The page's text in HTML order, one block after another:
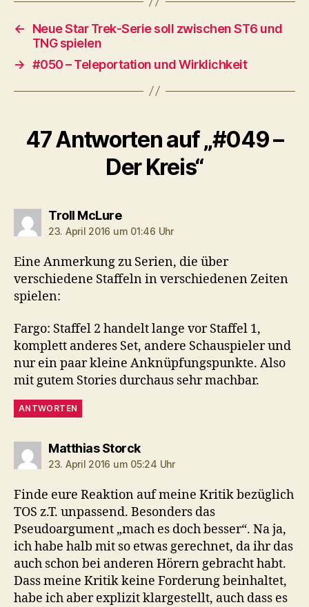
a
e
←
Neue Star Trek-Serie soll zwischen ST6 und
TNG spielen
→ #050 – Teleportation und Wirklichkeit
47 Antworten auf „#049 –
Der Kreis“
Troll McLuresagt:
23. April 2016 um 01:46 Uhr
Eine Anmerkung zu Serien, die über
verschiedene Staffeln in verschiedenen Zeiten
spielen:
Fargo: Staffel 2 handelt lange vor Staffel 1,
komplett anderes Set, andere Schauspieler und
nur ein paar kleine Anknüpfungspunkte. Also
mit gutem Stories durchaus sehr machbar.
ANTWORTEN
Matthias Storcksagt:
23. April 2016 um 05:24 Uhr
Finde eure Reaktion auf meine Kritik bezüglich
TOS z.T. unpassend. Besonders das
Pseudoargument „mach es doch besser“. Na ja,
ich habe halb mit so etwas gerechnet, da ihr das
auch schon bei anderen Hörern gebracht habt.
Dass meine Kritik keine Forderung beinhaltet,
habe ich aber explizit klargestellt, auch dass es